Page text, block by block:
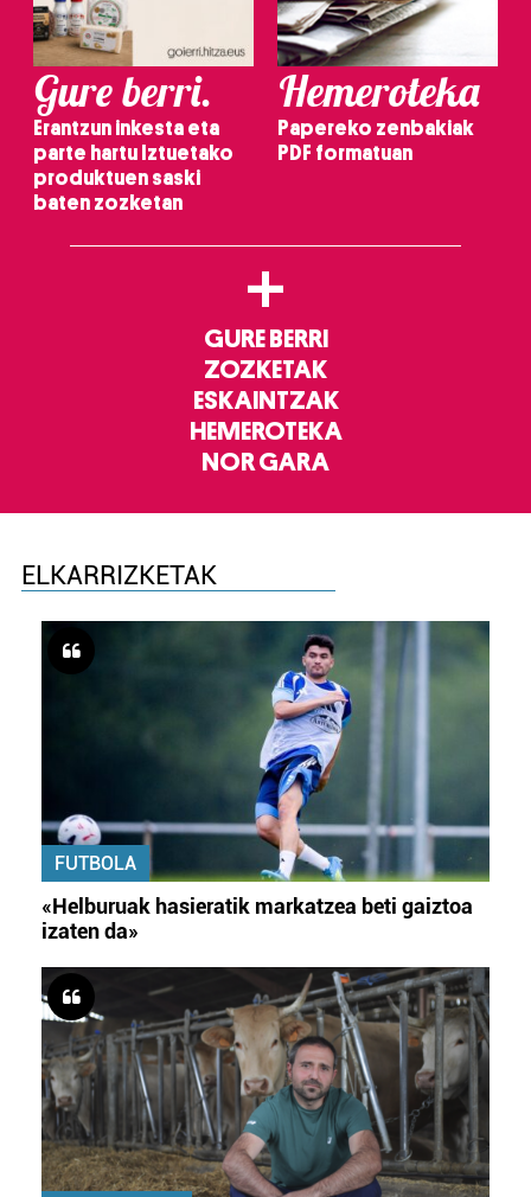
Gure berri.
Erantzun inkesta eta
parte hartu Iztuetako
produktuen saski
baten zozketan
Hemeroteka
Papereko zenbakiak
PDF formatuan
+
GURE BERRI
ZOZKETAK
ESKAINTZAK
HEMEROTEKA
NOR GARA
ELKARRIZKETAK
FUTBOLA
«Helburuak hasieratik markatzea beti gaiztoa
izaten da»